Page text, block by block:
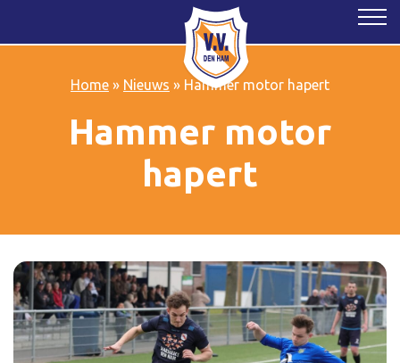
Home» Nieuws » Hammer motor hapert
Hammer motor
hapert